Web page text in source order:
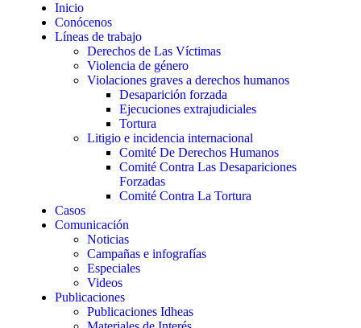
Inicio
Conócenos
Líneas de trabajo
Derechos de Las Víctimas
Violencia de género
Violaciones graves a derechos humanos
Desaparición forzada​
Ejecuciones extrajudiciales
Tortura
Litigio e incidencia internacional
Comité De Derechos Humanos​
Comité Contra Las Desapariciones
Forzadas
Comité Contra La Tortura​
Casos
Comunicación
Noticias
Campañas e infografías
Especiales
Videos
Publicaciones
Publicaciones Idheas